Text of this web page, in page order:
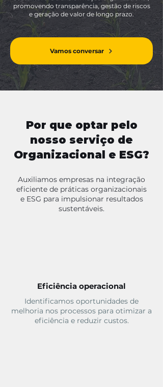
promovendo transparência, gestão de riscos
e geração de valor de longo prazo.
Vamos conversar
Por que optar pelo
nosso serviço de
Organizacional e ESG?
Auxiliamos empresas na integração
eficiente de práticas organizacionais
e ESG para impulsionar resultados
sustentáveis.
Eficiência operacional
Identificamos oportunidades de
melhoria nos processos para otimizar a
eficiência e reduzir custos.